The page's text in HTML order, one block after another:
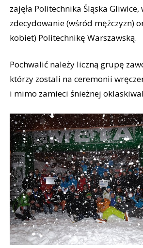
zajęła Politechnika Śląska
zdecydowanie (wśród mężczyzn)
kobiet) Politechnikę Warszawską.
Pochwalić należy liczną grupę
którzy zostali na ceremonii
i mimo zamieci śnieżnej